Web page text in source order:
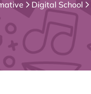
Digital School